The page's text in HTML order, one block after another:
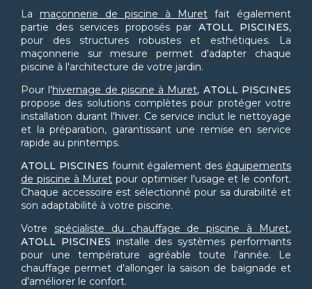
La maçonnerie de piscine à Muret fait également
partie des services proposés par ATOLL PISCINES,
pour des structures robustes et esthétiques. La
maçonnerie sur mesure permet d'adapter chaque
piscine à l'architecture de votre jardin.
Pour l'hivernage de piscine à Muret, ATOLL PISCINES
propose des solutions complètes pour protéger votre
installation durant l'hiver. Ce service inclut le nettoyage
et la préparation, garantissant une remise en service
rapide au printemps.
ATOLL PISCINES fournit également des équipements
de piscine à Muret pour optimiser l'usage et le confort.
Chaque accessoire est sélectionné pour sa durabilité et
son adaptabilité à votre piscine.
Votre spécialiste du chauffage de piscine à Muret,
ATOLL PISCINES installe des systèmes performants
pour une température agréable toute l'année. Le
chauffage permet d'allonger la saison de baignade et
d'améliorer le confort.